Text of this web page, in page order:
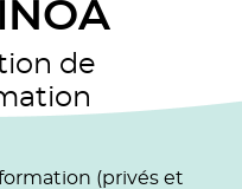
de
(privés et